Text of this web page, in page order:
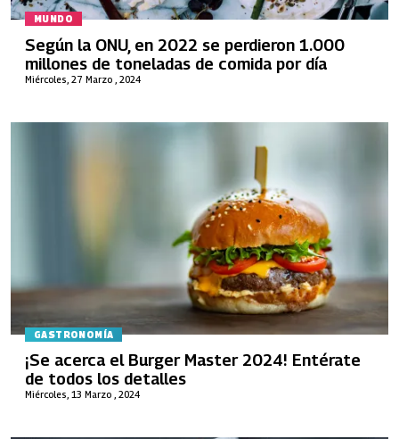
MUNDO
Miércoles, 27 Marzo , 2024
Según la ONU, en 2022 se perdieron 1.000
millones de toneladas de comida por día
GASTRONOMÍA
Miércoles, 13 Marzo , 2024
¡Se acerca el Burger Master 2024! Entérate
de todos los detalles